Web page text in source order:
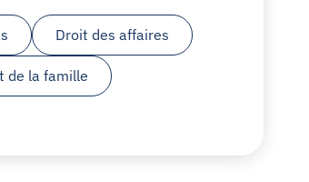
Droit des affaires
de la famille